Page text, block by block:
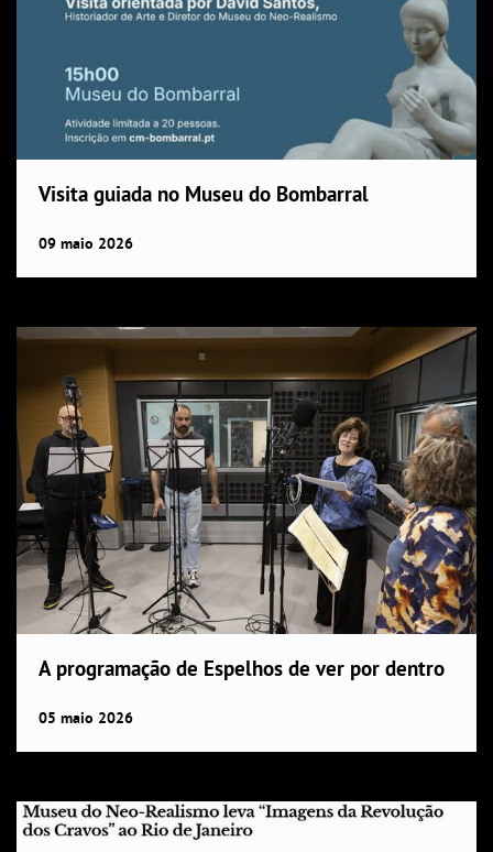
Visita guiada no Museu do Bombarral
09 maio 2026
A programação de Espelhos de ver por dentro
05 maio 2026